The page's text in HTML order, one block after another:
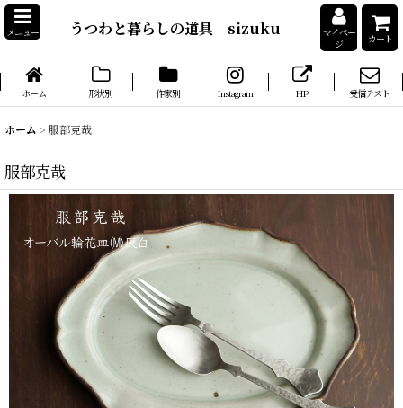
メニュー うつわと暮らしの道具 sizuku
マイペー
ジ
カート
ホーム 形状別 作家別 Instagram HP 受信テスト
ホーム > 服部克哉
服部克哉